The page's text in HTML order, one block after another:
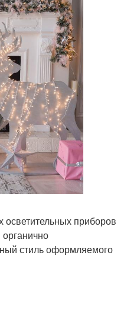
осветительных приборов
стиль оформляемого